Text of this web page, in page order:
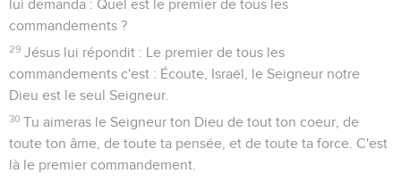
L'Horreur abominable
Or, quand vous verrez l'abomination de la désolation, dont
le prophète Daniel a parlé, établie où elle ne doit pas être
(que celui qui le lit y fasse attention) ; alors, que ceux qui
sont en Judée, s'enfuient dans les montagnes ;
15 Et que celui qui est sur le toit ne descende point dans la
maison, et n'y entre point pour emporter quoi que ce soit de